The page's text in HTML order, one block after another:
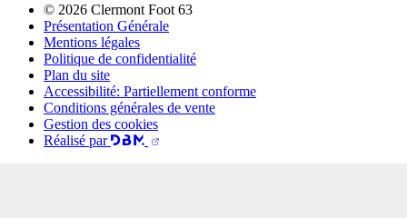
© 2026 Clermont Foot 63
Présentation Générale
Mentions légales
Politique de confidentialité
Plan du site
Accessibilité: Partiellement conforme
Conditions générales de vente
Gestion des cookies
Réalisé par